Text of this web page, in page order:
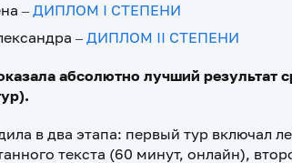
– ДИПЛОМ I СТЕПЕНИ
– ДИПЛОМ II СТЕПЕНИ
абсолютно лучший результат
в два этапа: первый тур включал
текста (60 минут, онлайн),